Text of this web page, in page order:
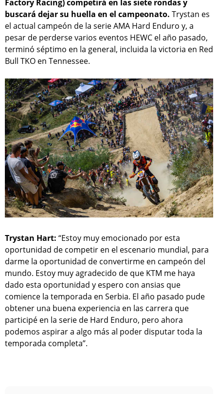
Factory Racing) competirá en las siete rondas y
buscará dejar su huella en el campeonato. Trystan es
el actual campeón de la serie AMA Hard Enduro y, a
pesar de perderse varios eventos HEWC el año pasado,
terminó séptimo en la general, incluida la victoria en Red
Bull TKO en Tennessee.
Trystan Hart: “Estoy muy emocionado por esta
oportunidad de competir en el escenario mundial, para
darme la oportunidad de convertirme en campeón del
mundo. Estoy muy agradecido de que KTM me haya
dado esta oportunidad y espero con ansias que
comience la temporada en Serbia. El año pasado pude
obtener una buena experiencia en las carrera que
participé en la serie de Hard Enduro, pero ahora
podemos aspirar a algo más al poder disputar toda la
temporada completa”.